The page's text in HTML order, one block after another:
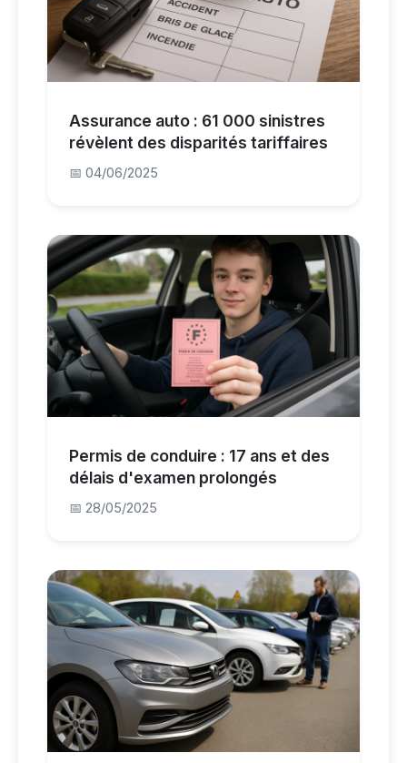
Assurance auto : 61 000 sinistres
révèlent des disparités tariffaires
📅 04/06/2025
Permis de conduire : 17 ans et des
délais d'examen prolongés
📅 28/05/2025